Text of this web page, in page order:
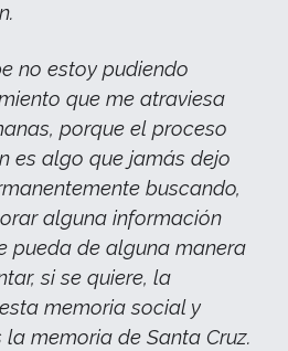
no estoy pudiendo
que me atraviesa
porque el proceso
es algo que jamás dejo
buscando,
alguna información
pueda de alguna manera
si se quiere, la
memoria social y
memoria de Santa Cruz.